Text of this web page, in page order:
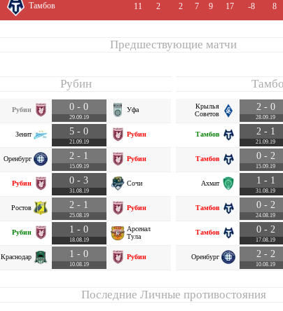
Тамбов 11 2 2 7 9 17 -8 8
Предшествующие матчи
Рубин
Рубин 0 - 0
29.09.19
Уфа
Зенит 5 - 0
21.09.19
Рубин
Оренбург 2 - 1
15.09.19
Рубин
Рубин 0 - 3
31.08.19
Сочи
Ростов 2 - 1
25.08.19
Рубин
Рубин 1 - 0
18.08.19
Арсенал
Тула
Краснодар 1 - 0
10.08.19
Рубин
Крылья
Советов
2 - 0
28.09.19
Тамбов 2 - 1
21.09.19
Тамбов 0 - 2
15.09.19
Ахмат 1 - 1
31.08.19
Тамбов 0 - 2
24.08.19
Тамбов 0 - 2
17.08.19
Оренбург 2 - 2
10.08.19
Последние Личные противостояния